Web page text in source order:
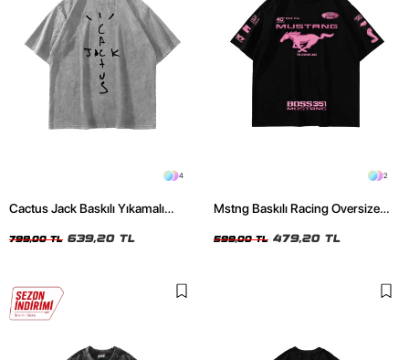
4
Cactus Jack Baskılı Yıkamalı
799,00 TL 639,20 TL
2
Mstng Baskılı Racing Oversize
599,00 TL 479,20 TL